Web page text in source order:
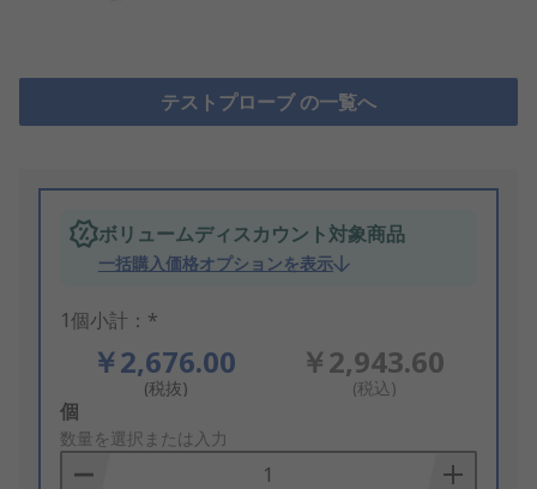
テストプローブ の一覧へ
ボリュームディスカウント対象商品
一括購入価格オプションを表示
1個小計：*
￥2,676.00
(税抜)
￥2,943.60
(税込)
Add
to
Basket
個
数量を選択または入力